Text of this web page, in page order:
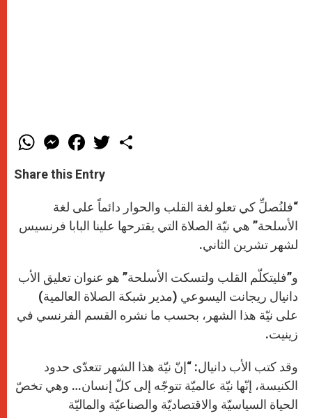
W
h
t
s
M
e
s
e
g
e
r
F
a
e
b
o
k
w
r
Share this Entry
“فلنُصلِّ كي تعلو لغة القلب والحوار دائماً على لغة
الأسلحة” هي نيّة الصلاة التي يقترحها علينا البابا فرنسيس
لشهر تشرين الثاني.
و”فليتكلّم القلب ولتسكت الأسلحة” هو عنوان تعليق الأب
دانيال ريجانت اليسوعي (مدير شبكة الصلاة العالمية)
على نيّة هذا الشهر، بحسب ما نشره القسم الفرنسي في
زينيت.
وقد كتب الأب دانيال: “إنّ نيّة هذا الشهر تتعدّى حدود
الكنيسة، إنّها نيّة عالميّة تتوجّه إلى كلّ إنسان… وهي تخصّ
الحياة السياسيّة والاقتصاديّة والصناعيّة والماليّة